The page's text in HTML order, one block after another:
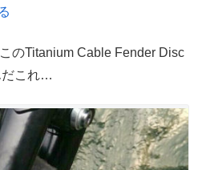
のTitanium Cable Fender Disc
だこれ…